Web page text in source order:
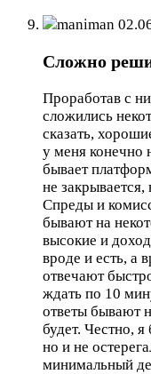
maniman
Сложно
Проработав с
сложились
сказать,
у меня конечно
бывает
не закрывается,
Спреды и
бывают на
высокие и
вроде и есть, а
отвечают
ждать по 10
ответы бывают
будет. Честно,
но и не
минимальный